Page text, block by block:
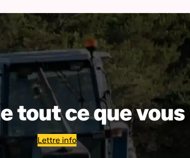
tout ce que
Lettre info